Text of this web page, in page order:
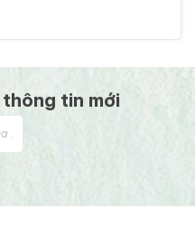
₫.
tại là: 200.000 ₫.
tin mới